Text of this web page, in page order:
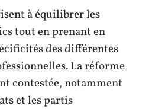
à équilibrer les
tout en prenant en
des différentes
La réforme
contestée, notamment
et les partis